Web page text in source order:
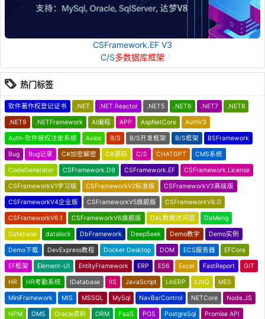
CSFramework.EF V3
C/S多数据库框架
热门标签
软件著作权登记证书 .NET .NET Reactor .NET5 .NET6 .NET7 .NET8
.NET9 .NETFramework AI编程 APP AspNetCore AuthV3
Auth-软件授权注册系统 Axios B/S B/S开发框架 B/S框架 BSFramework
Bug Bug记录 C#加密解密 C#源码 C/S CHATGPT CMS系统
CodeGenerator CSFramework.DB CSFramework.EF CSFramework.License
CSFrameworkV1学习版 CSFrameworkV2标准版 CSFrameworkV3高级版
CSFrameworkV4企业版 CSFrameworkV5旗舰版 CSFrameworkV6.0
CSFrameworkV6.1 CSFrameworkV6旗舰版 DAL数据访问层 DaMeng
Database datalock DbFramework DeepSeek Demo教学 Demo实例
Demo下载 DevExpress教程 Docker Desktop DOM ECS服务器 EFCore
EF框架 Element-UI EntityFramework ERP ES6 Excel FastReport GIT
HR HR考勤系统 IDatabase IIS JavaScript LinERP LINQ MES
MiniFramework MIS MSSQL MySql NavBarControl NETCore Node.JS
NPM OMS Oracle资料 ORM PaaS POS PostgreSql Promise API